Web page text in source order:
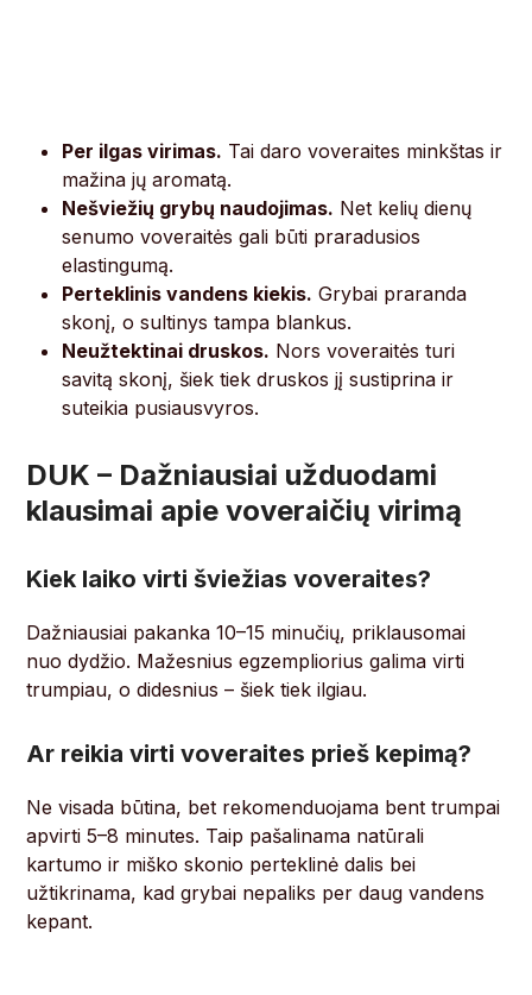
Per ilgas virimas. Tai daro voveraites minkštas ir
mažina jų aromatą.
Nešviežių grybų naudojimas. Net kelių dienų
senumo voveraitės gali būti praradusios
elastingumą.
Perteklinis vandens kiekis. Grybai praranda
skonį, o sultinys tampa blankus.
Neužtektinai druskos. Nors voveraitės turi
savitą skonį, šiek tiek druskos jį sustiprina ir
suteikia pusiausvyros.
DUK – Dažniausiai užduodami
klausimai apie voveraičių virimą
Kiek laiko virti šviežias voveraites?
Dažniausiai pakanka 10–15 minučių, priklausomai
nuo dydžio. Mažesnius egzempliorius galima virti
trumpiau, o didesnius – šiek tiek ilgiau.
Ar reikia virti voveraites prieš kepimą?
Ne visada būtina, bet rekomenduojama bent trumpai
apvirti 5–8 minutes. Taip pašalinama natūrali
kartumo ir miško skonio perteklinė dalis bei
užtikrinama, kad grybai nepaliks per daug vandens
kepant.